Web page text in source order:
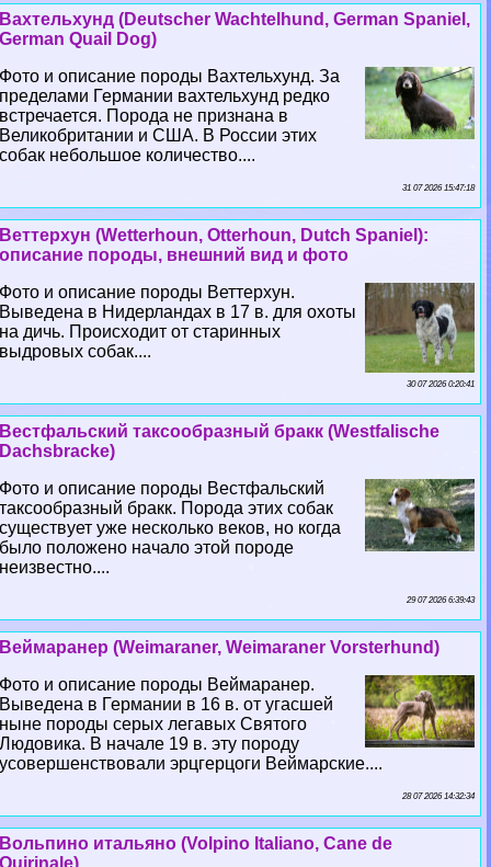
Вахтельхунд (Deutscher Wachtelhund, German Spaniel,
German Quail Dog)
Фото и описание породы Вахтельхунд. За
пределами Германии вахтельхунд редко
встречается. Порода не признана в
Великобритании и США. В России этих
собак небольшое количество....
31 07 2026 15:47:18
Веттерхун (Wetterhoun, Otterhoun, Dutch Spaniel):
описание породы, внешний вид и фото
Фото и описание породы Веттерхун.
Выведена в Нидерландах в 17 в. для охоты
на дичь. Происходит от старинных
выдровых собак....
30 07 2026 0:20:41
Вестфальский таксообразный бpaкк (Westfalische
Dachsbracke)
Фото и описание породы Вестфальский
таксообразный бpaкк. Порода этих собак
существует уже несколько веков, но когда
было положено начало этой породе
неизвестно....
29 07 2026 6:39:43
Веймаранер (Weimaraner, Weimaraner Vorsterhund)
Фото и описание породы Веймаранер.
Выведена в Германии в 16 в. от угасшей
ныне породы серых легавых Святого
Людовика. В начале 19 в. эту породу
усовершенствовали эрцгерцоги Веймарские....
28 07 2026 14:32:34
Вольпино итальяно (Volpino Italiano, Cane de
Quirinale)